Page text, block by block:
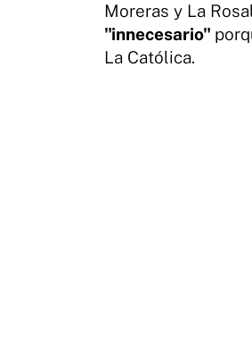
Moreras y La
"innecesario"
La Católica.